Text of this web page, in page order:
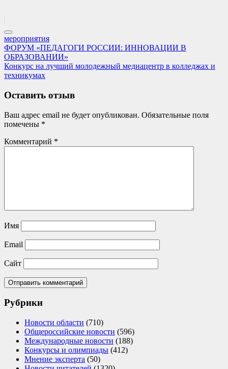
мероприятия
Навигация
по
записям
Previous
Post:
ФОРУМ «ПЕДАГОГИ РОССИИ: ИННОВАЦИИ В
ОБРАЗОВАНИИ»
Next
Post:
Конкурс на лучший молодежный медиацентр в колледжах и
техникумах
Оставить отзыв
Ваш адрес email не будет опубликован. Обязательные поля
помечены *
Комментарий *
Имя
Email
Сайт
Рубрики
Новости области (710)
Общероссийские новости (596)
Международные новости (188)
Конкурсы и олимпиады (412)
Мнение эксперта (50)